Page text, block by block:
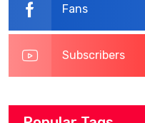
Fans
Subscribers